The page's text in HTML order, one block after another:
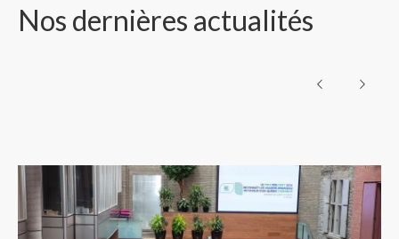
Nos dernières actualités